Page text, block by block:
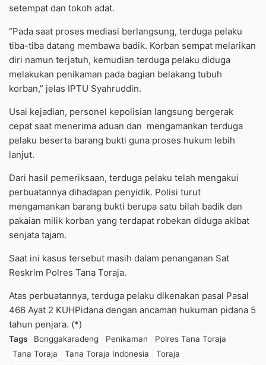
setempat dan tokoh adat.
“Pada saat proses mediasi berlangsung, terduga pelaku
tiba-tiba datang membawa badik. Korban sempat melarikan
diri namun terjatuh, kemudian terduga pelaku diduga
melakukan penikaman pada bagian belakang tubuh
korban,” jelas IPTU Syahruddin.
Usai kejadian, personel kepolisian langsung bergerak
cepat saat menerima aduan dan mengamankan terduga
pelaku beserta barang bukti guna proses hukum lebih
lanjut.
Dari hasil pemeriksaan, terduga pelaku telah mengakui
perbuatannya dihadapan penyidik. Polisi turut
mengamankan barang bukti berupa satu bilah badik dan
pakaian milik korban yang terdapat robekan diduga akibat
senjata tajam.
Saat ini kasus tersebut masih dalam penanganan Sat
Reskrim Polres Tana Toraja.
Atas perbuatannya, terduga pelaku dikenakan pasal Pasal
466 Ayat 2 KUHPidana dengan ancaman hukuman pidana 5
tahun penjara. (*)
Tags Bonggakaradeng Penikaman
Polres Tana Toraja
Tana Toraja
Tana Toraja Indonesia Toraja